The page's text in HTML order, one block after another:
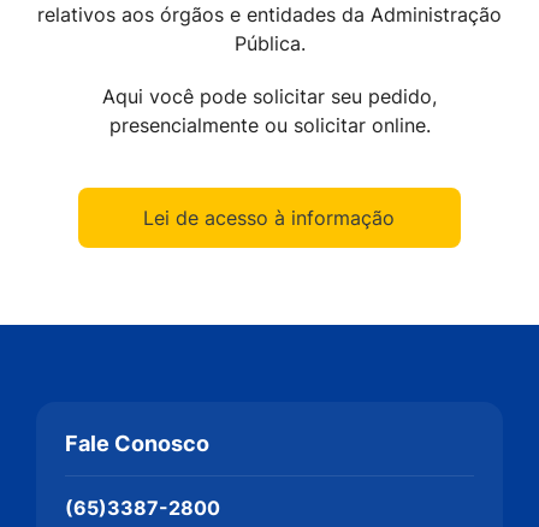
relativos aos órgãos e entidades da Administração
Pública.
Aqui você pode solicitar seu pedido,
presencialmente ou solicitar online.
Lei de acesso à informação
Fale Conosco
(65)3387-2800